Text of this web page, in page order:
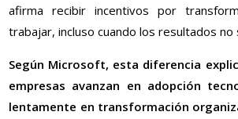
afirma recibir incentivos por
trabajar, incluso cuando los resultados no
Según Microsoft, esta diferencia
empresas avanzan en adopción
lentamente en transformación